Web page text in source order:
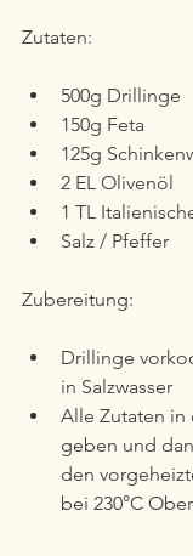
Zutaten:
500g Drillinge
150g Feta
125g
2 EL Olivenöl
1 TL
Salz / Pfeffer
Zubereitung:
Drillinge
in Salzwasser
Alle Zutaten in
geben und
den
bei 230°C